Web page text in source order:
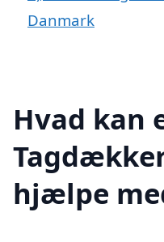
Danmark
Hvad kan
hjælpe